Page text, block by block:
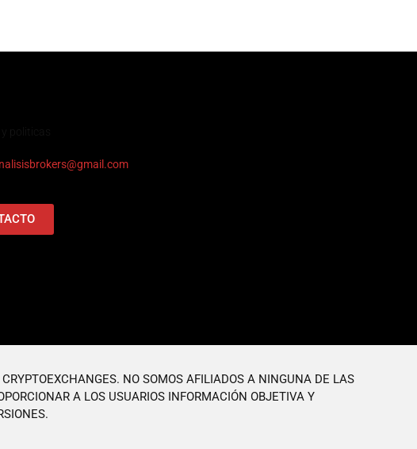
NO SOMOS AFILIADOS A NINGUNA DE LAS
A LOS USUARIOS INFORMACIÓN OBJETIVA Y